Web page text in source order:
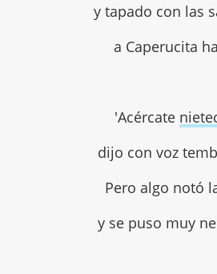
y tapado con las
a Caperucita
'Acércate
dijo con voz
Pero algo notó
y se puso muy